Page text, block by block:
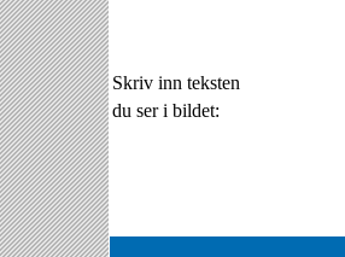
Skriv inn teksten
du ser i bildet: